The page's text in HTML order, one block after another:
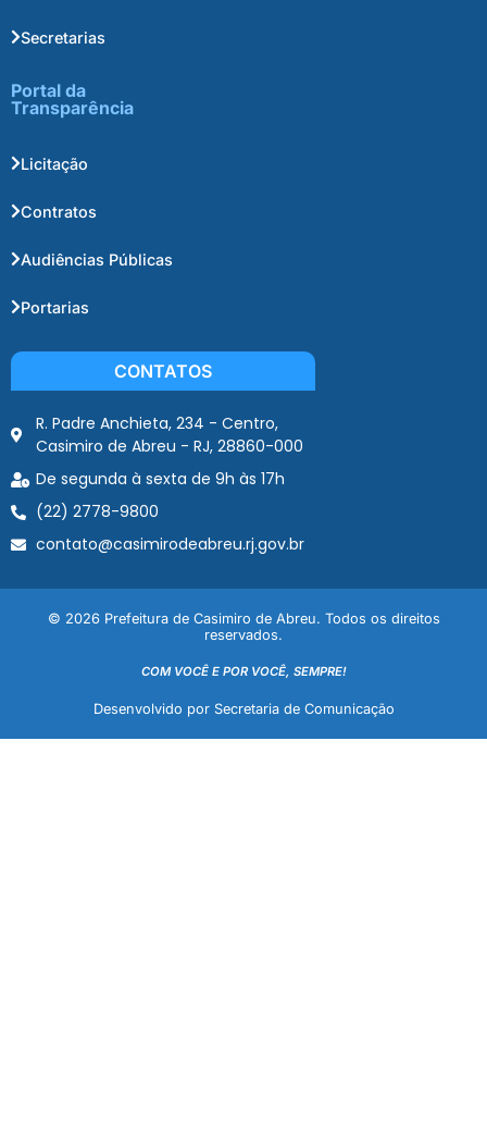
Secretarias
Portal da
Transparência
Licitação
Contratos
Audiências Públicas
Portarias
CONTATOS
R. Padre Anchieta, 234 - Centro,
Casimiro de Abreu - RJ, 28860-000
De segunda à sexta de 9h às 17h
(22) 2778-9800
contato@casimirodeabreu.rj.gov.br
© 2026 Prefeitura de Casimiro de Abreu. Todos os direitos
reservados.
COM VOCÊ E POR VOCÊ, SEMPRE!
Desenvolvido por Secretaria de Comunicação